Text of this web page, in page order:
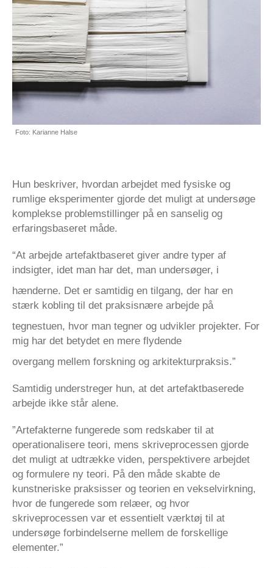
Foto: Karianne Halse
Hun beskriver, hvordan arbejdet med fysiske og
rumlige eksperimenter gjorde det muligt at undersøge
komplekse problemstillinger på en sanselig og
erfaringsbaseret måde.
“At arbejde artefaktbaseret giver andre typer af
indsigter, idet man har det, man undersøger, i
hænderne. Det er samtidig en tilgang, der har en
stærk kobling til det praksisnære arbejde på
tegnestuen, hvor man tegner og udvikler projekter. For
mig har det betydet en mere flydende
overgang mellem forskning og arkitekturpraksis.”
Samtidig understreger hun, at det artefaktbaserede
arbejde ikke står alene.
”Artefakterne fungerede som redskaber til at
operationalisere teori, mens skriveprocessen gjorde
det muligt at udtrække viden, perspektivere arbejdet
og formulere ny teori. På den måde skabte de
kunstneriske praksisser og teorien en vekselvirkning,
hvor de fungerede som relæer, og hvor
skriveprocessen var et essentielt værktøj til at
undersøge forbindelserne mellem de forskellige
elementer.”